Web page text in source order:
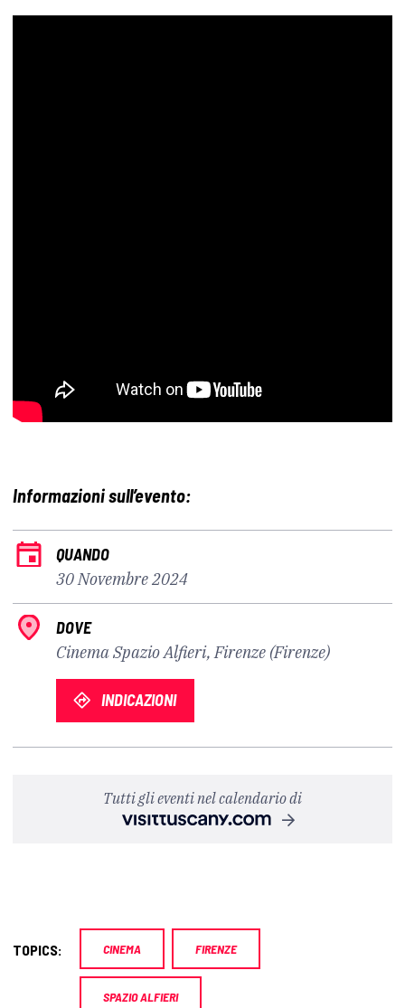
Informazioni sull’evento:
QUANDO
30 Novembre 2024
DOVE
Cinema Spazio Alfieri, Firenze (Firenze)
INDICAZIONI
Tutti gli eventi nel calendario di
TOPICS: CINEMA FIRENZE
SPAZIO ALFIERI